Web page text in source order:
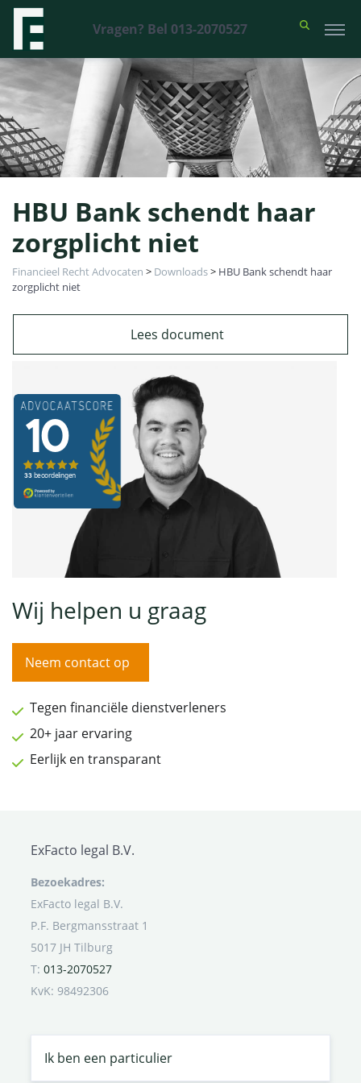
Vragen? Bel 013-2070527
HBU Bank schendt haar
zorgplicht niet
Financieel Recht Advocaten > Downloads> HBU Bank schendt haar
zorgplicht niet
Lees document
Wij helpen u graag
Neem contact op
Tegen financiële dienstverleners
20+ jaar ervaring
Eerlijk en transparant
ExFacto legal B.V.
Bezoekadres:
ExFacto legal B.V.
P.F. Bergmansstraat 1
5017 JH Tilburg
T: 013-2070527
KvK: 98492306
Ik ben een particulier